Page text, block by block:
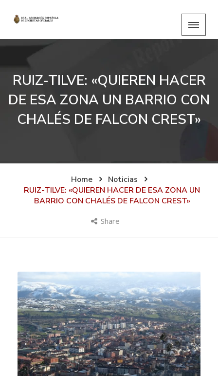
RUIZ-TILVE: «QUIEREN HACER
DE ESA ZONA UN BARRIO CON
CHALÉS DE FALCON CREST»
Home
Noticias
RUIZ-TILVE: «QUIEREN HACER DE ESA ZONA UN
BARRIO CON CHALÉS DE FALCON CREST»
Share